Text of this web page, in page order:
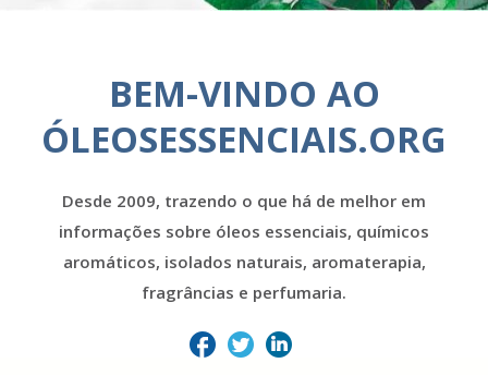
BEM-VINDO AO
ÓLEOSESSENCIAIS.ORG
Desde 2009, trazendo o que há de melhor em
informações sobre óleos essenciais, químicos
aromáticos, isolados naturais, aromaterapia,
fragrâncias e perfumaria.